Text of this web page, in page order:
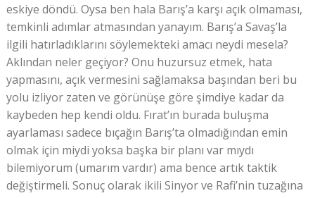
eskiye döndü. Oysa ben hala Barış’a karşı açık olmaması,
temkinli adımlar atmasından yanayım. Barış’a Savaş’la
ilgili hatırladıklarını söylemekteki amacı neydi mesela?
Aklından neler geçiyor? Onu huzursuz etmek, hata
yapmasını, açık vermesini sağlamaksa başından beri bu
yolu izliyor zaten ve görünüşe göre şimdiye kadar da
kaybeden hep kendi oldu. Fırat’ın burada buluşma
ayarlaması sadece bıçağın Barış’ta olmadığından emin
olmak için miydi yoksa başka bir planı var mıydı
bilemiyorum (umarım vardır) ama bence artık taktik
değiştirmeli. Sonuç olarak ikili Sinyor ve Rafi’nin tuzağına